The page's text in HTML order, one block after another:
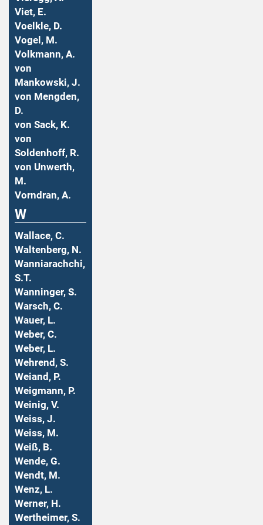
Viet, E.
Voelkle, D.
Vogel, M.
Volkmann, A.
von
Mankowski, J.
von Mengden,
D.
von Sack, K.
von
Soldenhoff, R.
von Unwerth,
M.
Vorndran, A.
W
Wallace, C.
Waltenberg, N.
Wanniarachchi,
S.T.
Wanninger, S.
Warsch, C.
Wauer, L.
Weber, C.
Weber, L.
Wehrend, S.
Weiand, P.
Weigmann, P.
Weinig, V.
Weiss, J.
Weiss, M.
Weiß, B.
Wende, G.
Wendt, M.
Wenz, L.
Werner, H.
Wertheimer, S.